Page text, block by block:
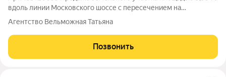
вдоль линии Московского шоссе с пересечением на
Никольское ш. ОПИСАНИЕ УЧАСТКА: Правовой статус -
Вид разрешенного использования:
Агентство Вельможная Татьяна
Позвонить